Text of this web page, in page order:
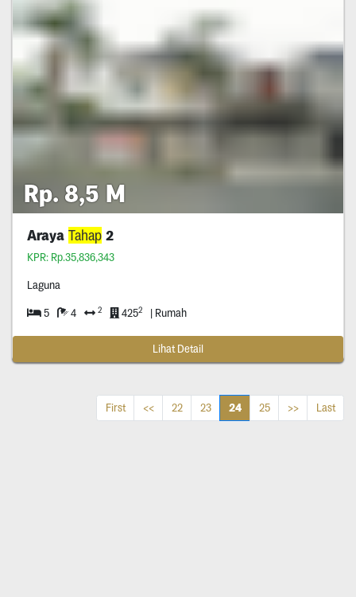
Rp. 8,5 M
Araya Tahap2
KPR: Rp.35,836,343
Laguna
5 4 2 4252 | Rumah
Lihat Detail
First << 22 23 24 25 >> Last